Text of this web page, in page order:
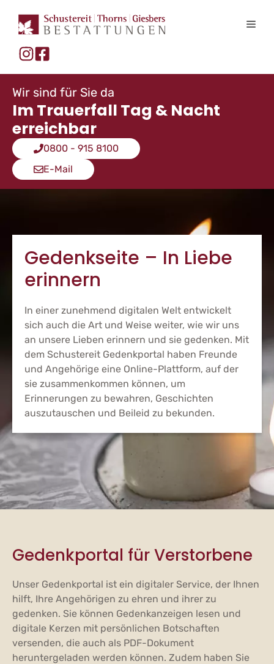
Inhalt
springen
Wir sind für Sie da
Im Trauerfall Tag & Nacht
erreichbar
0800 - 915 8100
E-Mail
Gedenkseite – In Liebe
erinnern
In einer zunehmend digitalen Welt entwickelt
sich auch die Art und Weise weiter, wie wir uns
an unsere Lieben erinnern und sie gedenken. Mit
dem Schustereit Gedenkportal haben Freunde
und Angehörige eine Online-Plattform, auf der
sie zusammenkommen können, um
Erinnerungen zu bewahren, Geschichten
auszutauschen und Beileid zu bekunden.
Gedenkportal für Verstorbene
Unser Gedenkportal ist ein digitaler Service, der Ihnen
hilft, Ihre Angehörigen zu ehren und ihrer zu
gedenken. Sie können Gedenkanzeigen lesen und
digitale Kerzen mit persönlichen Botschaften
versenden, die auch als PDF-Dokument
heruntergeladen werden können. Zudem haben Sie